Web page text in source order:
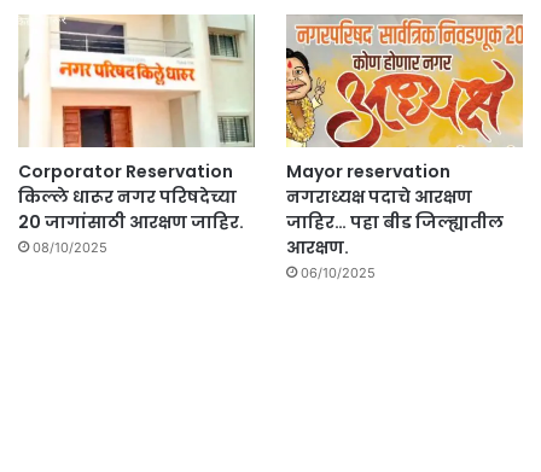
Corporator Reservation
किल्ले धारूर नगर परिषदेच्या
20 जागांसाठी आरक्षण जाहिर.
08/10/2025
Mayor reservation
नगराध्यक्ष पदाचे आरक्षण
जाहिर… पहा बीड जिल्ह्यातील
आरक्षण.
06/10/2025